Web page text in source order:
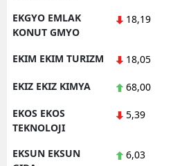
EKGYO EMLAK
KONUT GMYO
18,19
EKIM EKIM TURIZM 18,05
EKIZ EKIZ KIMYA 68,00
EKOS EKOS
TEKNOLOJI
5,39
EKSUN EKSUN
6,03